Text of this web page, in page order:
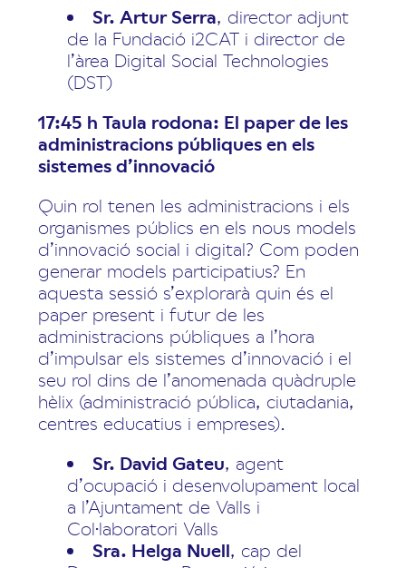
Sr. Artur Serra, director adjunt
de la Fundació i2CAT i director de
l’àrea Digital Social Technologies
(DST)
17:45 h Taula rodona: El paper de les
administracions públiques en els
sistemes d’innovació
Quin rol tenen les administracions i els
organismes públics en els nous models
d’innovació social i digital? Com poden
generar models participatius? En
aquesta sessió s’explorarà quin és el
paper present i futur de les
administracions públiques a l’hora
d’impulsar els sistemes d’innovació i el
seu rol dins de l’anomenada quàdruple
hèlix (administració pública, ciutadania,
centres educatius i empreses).
Sr. David Gateu, agent
d’ocupació i desenvolupament local
a l’Ajuntament de Valls i
Col·laboratori Valls
Sra. Helga Nuell, cap del